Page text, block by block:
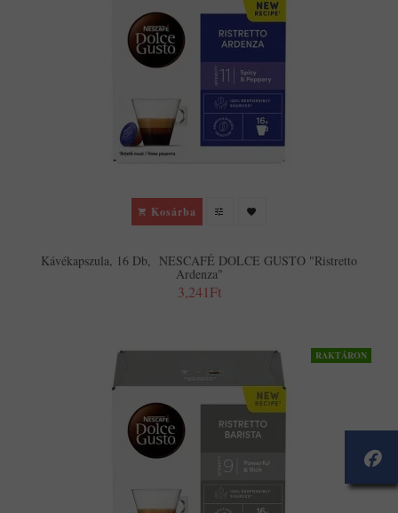
Kosárba
Kávékapszula, 16 Db, NESCAFÉ DOLCE GUSTO "Ristretto
Ardenza"
3,241Ft
RAKTÁRON